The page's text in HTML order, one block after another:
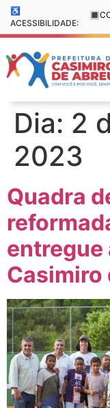
♿
ACESSIBILIDADE:
🔳
Dia: 2
2023
Quadra
entregue
Casimiro